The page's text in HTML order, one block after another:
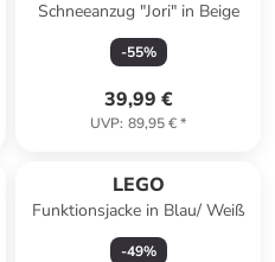
Schneeanzug "Jori" in Beige
-55%
39,99 €
UVP: 89,95 €*
LEGO
Funktionsjacke in Blau/ Weiß
-49%